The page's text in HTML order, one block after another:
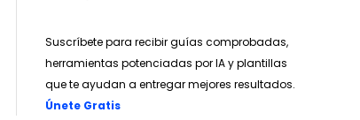
Suscríbete para recibir guías comprobadas,
herramientas potenciadas por IA y plantillas
que te ayudan a entregar mejores resultados.
Únete GratisOpens new window